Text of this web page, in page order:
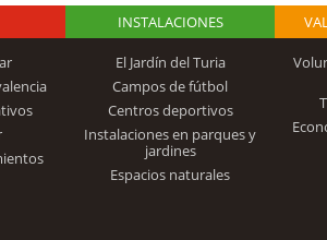
Alfonso
INSTALACIONES
El Jardín del Turia
Campos de fútbol
Centros deportivos
Instalaciones en parques y
jardines
Espacios naturales